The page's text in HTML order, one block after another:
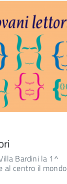
Bardini la 1^
al centro il mondo